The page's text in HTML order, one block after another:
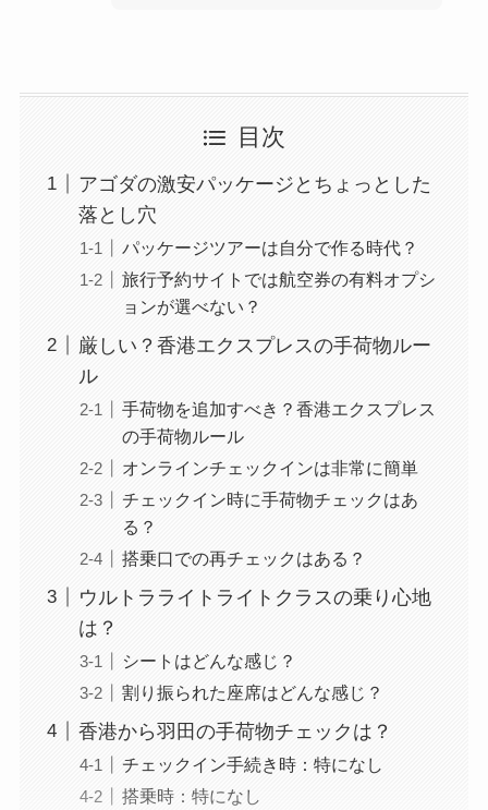
目次
アゴダの激安パッケージとちょっとした
落とし穴
パッケージツアーは自分で作る時代？
旅行予約サイトでは航空券の有料オプシ
ョンが選べない？
厳しい？香港エクスプレスの手荷物ルー
ル
手荷物を追加すべき？香港エクスプレス
の手荷物ルール
オンラインチェックインは非常に簡単
チェックイン時に手荷物チェックはあ
る？
搭乗口での再チェックはある？
ウルトラライトライトクラスの乗り心地
は？
シートはどんな感じ？
割り振られた座席はどんな感じ？
香港から羽田の手荷物チェックは？
チェックイン手続き時：特になし
搭乗時：特になし